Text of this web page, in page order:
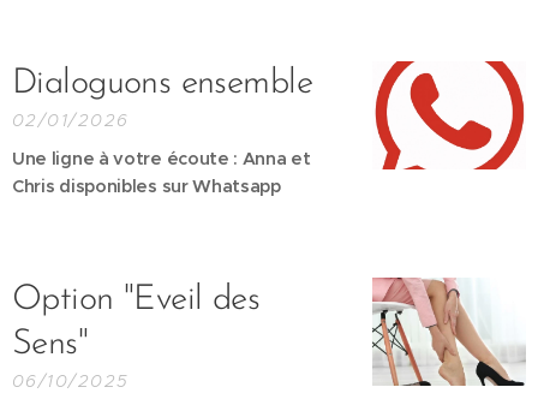
Dialoguons ensemble
02/01/2026
Une ligne à votre écoute : Anna et
Chris disponibles sur Whatsapp
Option "Eveil des
Sens"
06/10/2025